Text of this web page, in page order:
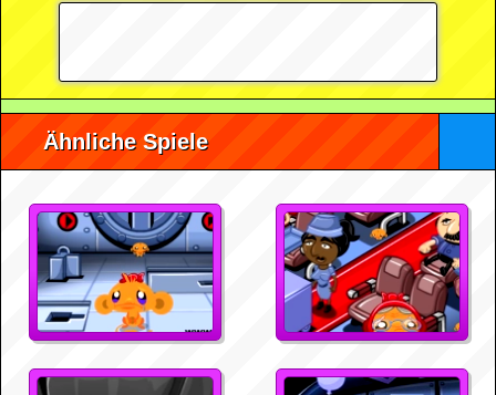
Ähnliche Spiele